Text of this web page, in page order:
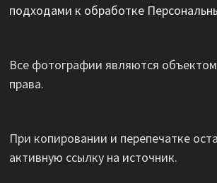
подходами к обработке
Все фотографии являются объектом
права.
При копировании и перепечатке
активную ссылку на источник.